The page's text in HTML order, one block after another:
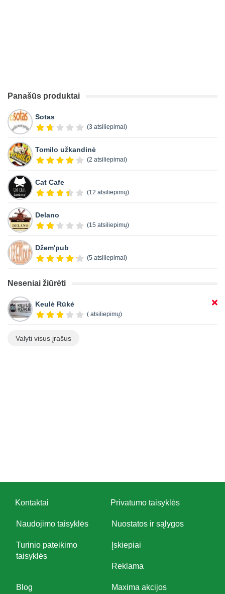
Panašūs produktai
Sotas
(3 atsiliepimai)
Tomilo užkandinė
(2 atsiliepimai)
Cat Cafe
(12 atsiliepimų)
Delano
(15 atsiliepimų)
Džem'pub
(5 atsiliepimai)
Neseniai žiūrėti
Keulė Rūkė
( atsiliepimų)
Valyti visus įrašus
Kontaktai Privatumo taisyklės
Naudojimo taisyklės Nuostatos ir sąlygos
Turinio pateikimo
taisyklės
Įskiepiai
Reklama
Blog Maxima akcijos